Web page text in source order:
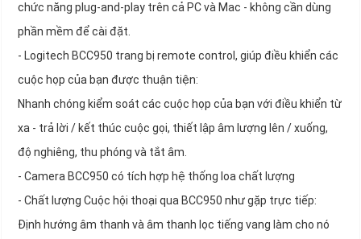
chức năng plug-and-play trên cả PC và Mac - không cần dùng
phần mềm để cài đặt.
- Logitech BCC950 trang bị remote control, giúp điều khiển các
cuộc họp của bạn được thuận tiện:
Nhanh chóng kiểm soát các cuộc họp của bạn với điều khiển từ
xa - trả lời / kết thúc cuộc gọi, thiết lập âm lượng lên / xuống,
độ nghiêng, thu phóng và tắt âm.
- Camera BCC950 có tích hợp hệ thống loa chất lượng
- Chất lượng Cuộc hội thoại qua BCC950 như gặp trực tiếp:
Định hướng âm thanh và âm thanh lọc tiếng vang làm cho nó